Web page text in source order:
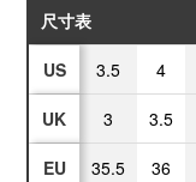
尺寸表
US 3.5 4
UK 3 3.5
EU 35.5 36